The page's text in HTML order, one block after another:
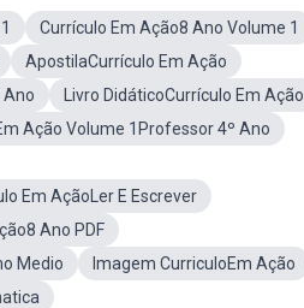
Currículo Em Ação8 Ano Volume 1
ApostilaCurrículo Em Ação
Ano
Livro DidáticoCurrículo Em Ação
Ação Volume 1Professor 4º Ano
Em AçãoLer E Escrever
Ano PDF
Medio
Imagem CurriculoEm Ação